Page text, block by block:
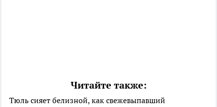
Читайте также:
Тюль сияет белизной, как свежевыпавший